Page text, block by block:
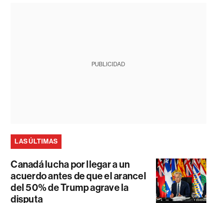
PUBLICIDAD
LAS ÚLTIMAS
Canadá lucha por llegar a un
acuerdo antes de que el arancel
del 50% de Trump agrave la
disputa